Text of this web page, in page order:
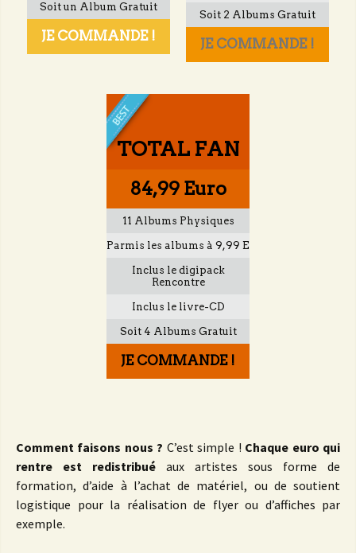
Soit un Album Gratuit
JE COMMANDE !
Soit 2 Albums Gratuit
JE COMMANDE !
TOTAL FAN
84,99 Euro
11 Albums Physiques
Parmis les albums à 9,99 E
Inclus le digipack
Rencontre
Inclus le livre-CD
Soit 4 Albums Gratuit
JE COMMANDE !
Comment faisons nous ? C’est simple ! Chaque euro qui
rentre est redistribué aux artistes sous forme de
formation, d’aide à l’achat de matériel, ou de soutient
logistique pour la réalisation de flyer ou d’affiches par
exemple.